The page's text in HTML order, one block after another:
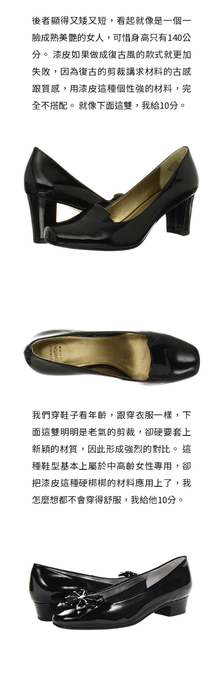
後者顯得又矮又短，看起就像是一個一
臉成熟美艷的女人，可惜身高只有140公
分。 漆皮如果做成復古風的款式就更加
失敗，因為復古的剪裁講求材料的古感
跟質感，用漆皮這種個性強的材料，完
全不搭配。 就像下面這雙，我給10分。
我們穿鞋子看年齡，跟穿衣服一樣，下
面這雙明明是老氣的剪裁，卻硬要套上
新穎的材質，因此形成強烈的對比。 這
種鞋型基本上屬於中高齡女性專用，卻
把漆皮這種硬梆梆的材料應用上了，我
怎麼想都不會穿得舒服，我給他10分。